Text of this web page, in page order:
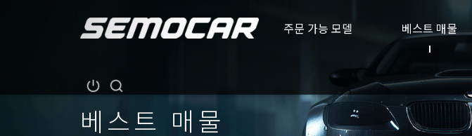
주문 가능 모델 베스트 매물
베스트 매물